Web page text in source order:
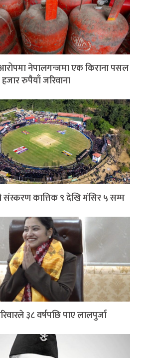
नेपालगन्जमा एक किराना पसल
रुपैयाँ जरिवाना
संस्करण कात्तिक ९ देखि मंसिर ५ सम्म
३८ वर्षपछि पाए लालपुर्जा